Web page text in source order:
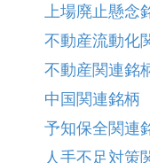
上場廃止懸念
不動産流動化
不動産関連銘
中国関連銘柄
予知保全関連
人手不足対策